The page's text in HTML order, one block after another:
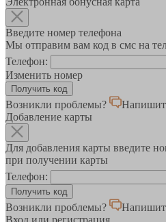
Введите номер телефона
Мы отправим вам код в смс на
Телефон:
Изменить номер
Возникли проблемы?
Добавление карты
Для добавления карты введите
при получении карты
Телефон:
Возникли проблемы?